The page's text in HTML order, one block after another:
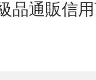
品通販信